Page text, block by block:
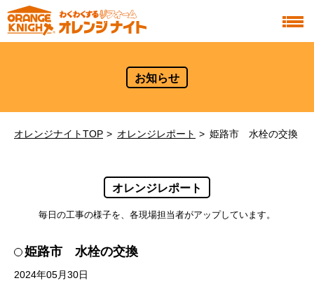
お知らせ
オレンジナイトTOP オレンジレポート 姫路市 水栓の交換
オレンジレポート
毎日の工事の様子を、各現場担当者がアップしています。
姫路市 水栓の交換
2024年05月30日